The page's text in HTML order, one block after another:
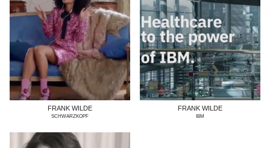
FRANK WILDE
SCHWARZKOPF
FRANK WILDE
IBM